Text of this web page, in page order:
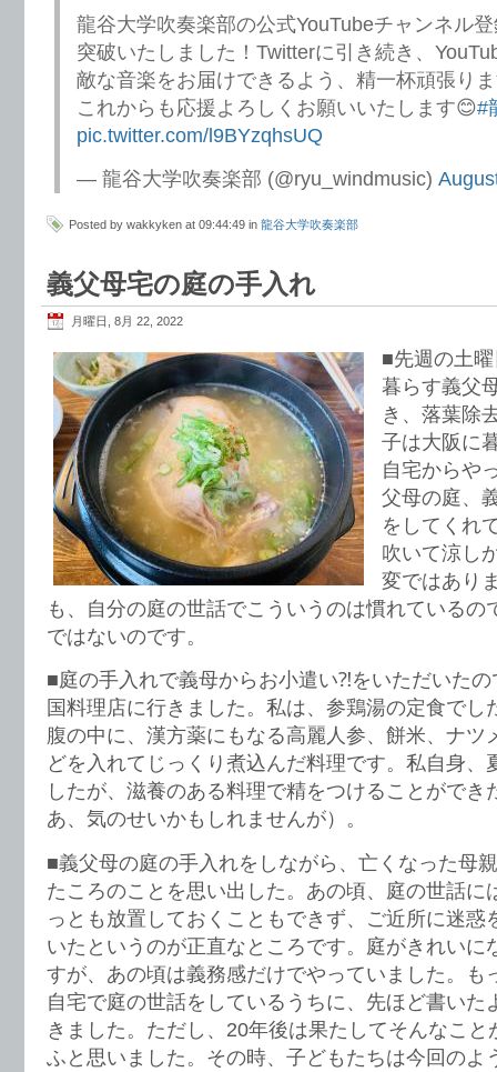
龍谷大学吹奏楽部の公式YouTubeチャンネル
突破いたしました！Twitterに引き続き、
敵な音楽をお届けできるよう、精一杯頑張り
これからも応援よろしくお願いいたします😊#
pic.twitter.com/l9BYzqhsUQ
— 龍谷大学吹奏楽部 (@ryu_windmusic)
Posted by wakkyken at 09:44:49 in 龍谷大学吹奏楽部
義父母宅の庭の手入れ
月曜日, 8月 22, 2022
■先週の土
暮らす義父
き、落葉除
子は大阪に
自宅からや
父母の庭、
をしてくれ
吹いて涼し
変ではあり
も、自分の庭の世話でこういうのは慣れているの
ではないのです。
■庭の手入れで義母からお小遣い⁈をいただいた
国料理店に行きました。私は、参鶏湯の定食でし
腹の中に、漢方薬にもなる高麗人参、餅米、ナツ
どを入れてじっくり煮込んだ料理です。私自身、
したが、滋養のある料理で精をつけることができ
あ、気のせいかもしれませんが）。
■義父母の庭の手入れをしながら、亡くなった母
たころのことを思い出した。あの頃、庭の世話に
っとも放置しておくこともできず、ご近所に迷惑
いたというのが正直なところです。庭がきれいに
すが、あの頃は義務感だけでやっていました。も
自宅で庭の世話をしているうちに、先ほど書いた
きました。ただし、20年後は果たしてそんなこ
ふと思いました。その時、子どもたちは今回のよ